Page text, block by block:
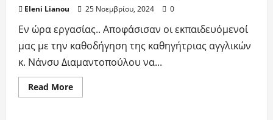
Eleni Lianou 25 Νοεμβρίου, 2024 0
Εν ώρα εργασίας.. Αποφάσισαν οι εκπαιδευόμενοί
μας με την καθοδήγηση της καθηγήτριας αγγλικών
κ. Νάνσυ Διαμαντοπούλου να...
Read MoreRead
more